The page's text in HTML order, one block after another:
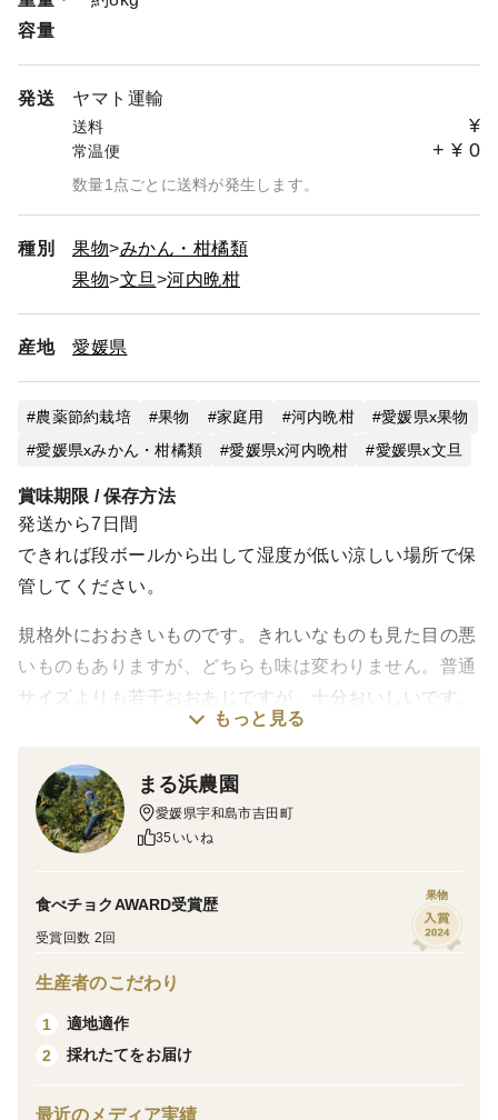
容量
発送 ヤマト運輸
送料 ¥
常温便 + ¥ 0
数量1点ごとに送料が発生します。
種別 果物
みかん・柑橘類
果物
文旦 河内晩柑
産地 愛媛県
農薬節約栽培 果物 家庭用 河内晩柑
愛媛県x果物
愛媛県xみかん・柑橘類
愛媛県x河内晩柑 愛媛県x文旦
賞味期限 / 保存方法
発送から7日間
できれば段ボールから出して湿度が低い涼しい場所で保
管してください。
規格外におおきいものです。きれいなものも見た目の悪
いものもありますが、どちらも味は変わりません。普通
サイズよりも若干おおあじですが、十分おいしいです。
見た目の大きさの割に中身は小さいですが、普通サイズ
味などについて
和製グレープフルーツと呼ばれていますが、果肉に苦み
はありません。なかの袋（じょうのう）の部分に苦みが
かな酸味があり暑い季節にピッタリです。
この時期の宇和ゴールドはジューシーさを保ちつつも果
肉がしっかりしてきていますので、とても食べやすく
すこし酸味が気になるかたは、時間をおいてからお召し
上がりください。
もっと見る
まる浜農園
愛媛県宇和島市吉田町
35いいね
食べチョクAWARD受賞歴
受賞回数 2回
果物
生産者のこだわり
1
適地適作
2
採れたてをお届け
最近のメディア実績